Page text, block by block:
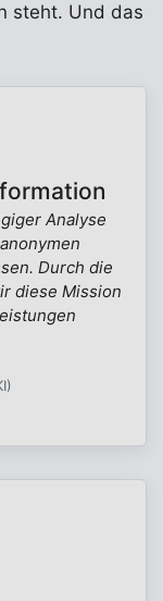
steht. Und das
Analyse
Durch die
diese Mission